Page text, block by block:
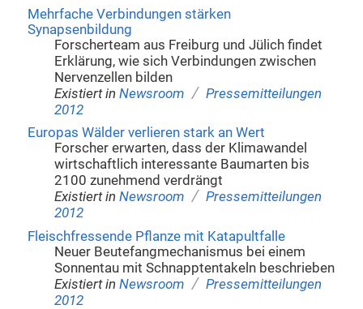
Mehrfache Verbindungen stärken
Synapsenbildung
Forscherteam aus Freiburg und Jülich findet
Erklärung, wie sich Verbindungen zwischen
Nervenzellen bilden
Existiert in Newsroom / Pressemitteilungen
2012
Europas Wälder verlieren stark an Wert
Forscher erwarten, dass der Klimawandel
wirtschaftlich interessante Baumarten bis
2100 zunehmend verdrängt
Existiert in Newsroom / Pressemitteilungen
2012
Fleischfressende Pflanze mit Katapultfalle
Neuer Beutefangmechanismus bei einem
Sonnentau mit Schnapptentakeln beschrieben
Existiert in Newsroom / Pressemitteilungen
2012